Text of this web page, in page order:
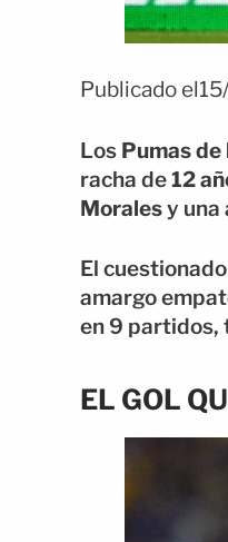
Publicado
Los Pumas de
racha de12
Moralesy una
El
amargo
en 9 partidos,
EL GOL